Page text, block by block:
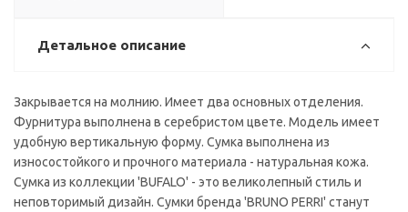
Детальное описание
Закрывается на молнию. Имеет два основных отделения.
Фурнитура выполнена в серебристом цвете. Модель имеет
удобную вертикальную форму. Сумка выполнена из
износостойкого и прочного материала - натуральная кожа.
Сумка из коллекции 'BUFALO' - это великолепный стиль и
неповторимый дизайн. Сумки бренда 'BRUNO PERRI' станут